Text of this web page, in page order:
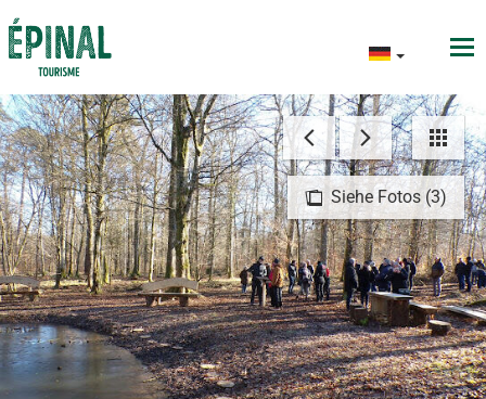
Siehe Fotos (3)